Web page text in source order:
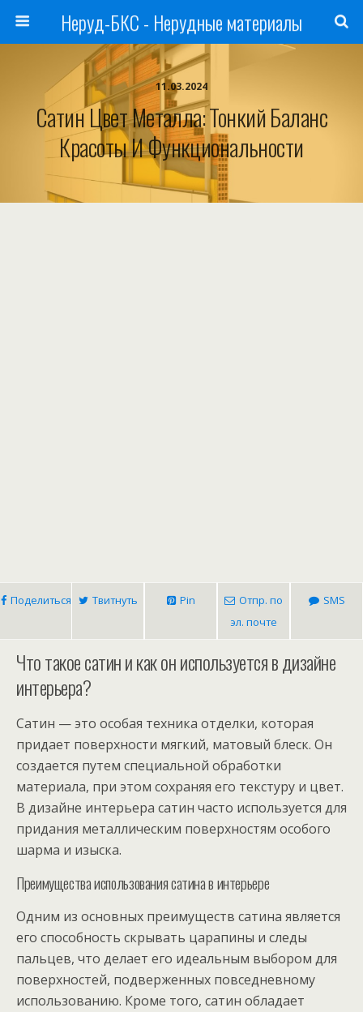
Неруд-БКС - Нерудные материалы
11.03.2024
Сатин Цвет Металла: Тонкий Баланс
Красоты И Функциональности
Поделиться Твитнуть Pin
Отпр. по
эл. почте
SMS
Что такое сатин и как он используется в дизайне
интерьера?
Сатин — это особая техника отделки, которая
придает поверхности мягкий, матовый блеск. Он
создается путем специальной обработки
материала, при этом сохраняя его текстуру и цвет.
В дизайне интерьера сатин часто используется для
придания металлическим поверхностям особого
шарма и изыска.
Преимущества использования сатина в интерьере
Одним из основных преимуществ сатина является
его способность скрывать царапины и следы
пальцев, что делает его идеальным выбором для
поверхностей, подверженных повседневному
использованию. Кроме того, сатин обладает